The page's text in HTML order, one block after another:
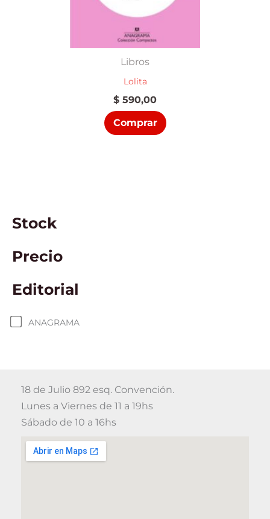
Stock
Precio
Editorial
ANAGRAMA
Libros
Lolita
$ 590,00
Comprar
18 de Julio 892 esq. Convención.
Lunes a Viernes de 11 a 19hs
Sábado de 10 a 16hs